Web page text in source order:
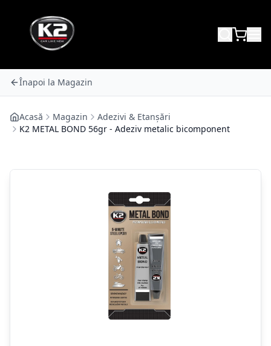
Înapoi la Magazin
Acasă Magazin
Adezivi & Etanșări
K2 METAL BOND 56gr - Adeziv metalic bicomponent